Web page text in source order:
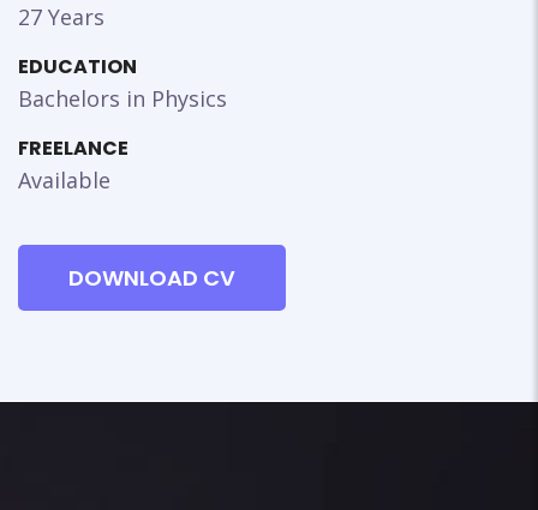
27 Years
EDUCATION
Bachelors in Physics
FREELANCE
Available
DOWNLOAD CV